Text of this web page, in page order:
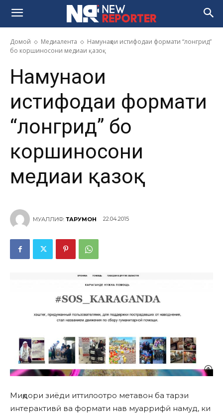
Домой Медиалента
Намунаҳои истифодаи формати “лонгрид”
бо коршиносони медиаи қазоқ
Намунаҳои
истифодаи формати
“лонгрид” бо
коршиносони
медиаи қазоқ
МУАЛЛИФ: ТАРҶУМОН 22.04.2015
Миқдори зиёди иттилоотро метавон ба тарзи
интерактивӣ ва формати нав муаррифӣ намуд, ки